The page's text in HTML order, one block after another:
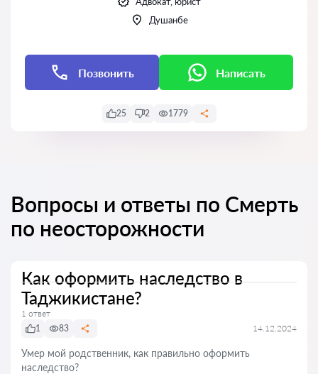
Душанбе
Позвонить Написать
25 2 1779
Вопросы и ответы по Смерть
по неосторожности
Как оформить наследство в
Таджикистане?
1 ответ
1
83 14.12.2024
Умер мой родственник, как правильно оформить
наследство?